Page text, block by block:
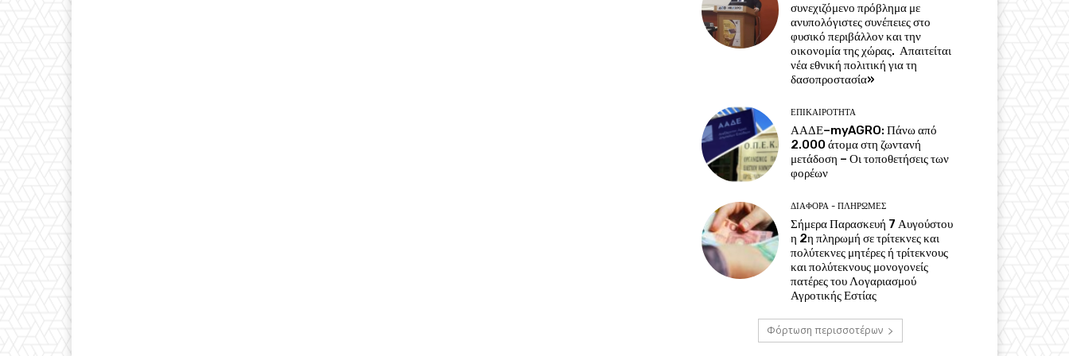
συνεχιζόμενο πρόβλημα με
ανυπολόγιστες συνέπειες στο
φυσικό περιβάλλον και την
οικονομία της χώρας. Απαιτείται
νέα εθνική πολιτική για τη
δασοπροστασία»
ΕΠΙΚΑΙΡΌΤΗΤΑ
ΑΑΔΕ–myAGRO: Πάνω από
2.000 άτομα στη ζωντανή
μετάδοση – Οι τοποθετήσεις των
φορέων
ΔΙΆΦΟΡΑ - ΠΛΗΡΩΜΈΣ
Σήμερα Παρασκευή 7 Αυγούστου
η 2η πληρωμή σε τρίτεκνες και
πολύτεκνες μητέρες ή τρίτεκνους
και πολύτεκνους μονογονείς
πατέρες του Λογαριασμού
Αγροτικής Εστίας
Φόρτωση περισσοτέρων